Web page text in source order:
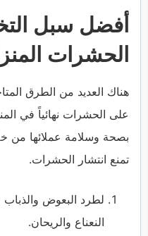
أفضل سبل
الحشرات
هناك العديد من الطرق
على الحشرات نهائياً في
بصحة وسلامة عملائها من
تمنع انتشار الحشرات.
لطرد البعوض والذباب
النعناع والريحان.